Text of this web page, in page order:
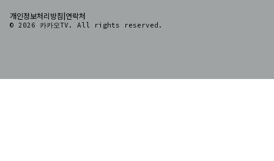
개인정보처리방침 연락처
© 2026 카카오TV. All rights reserved.